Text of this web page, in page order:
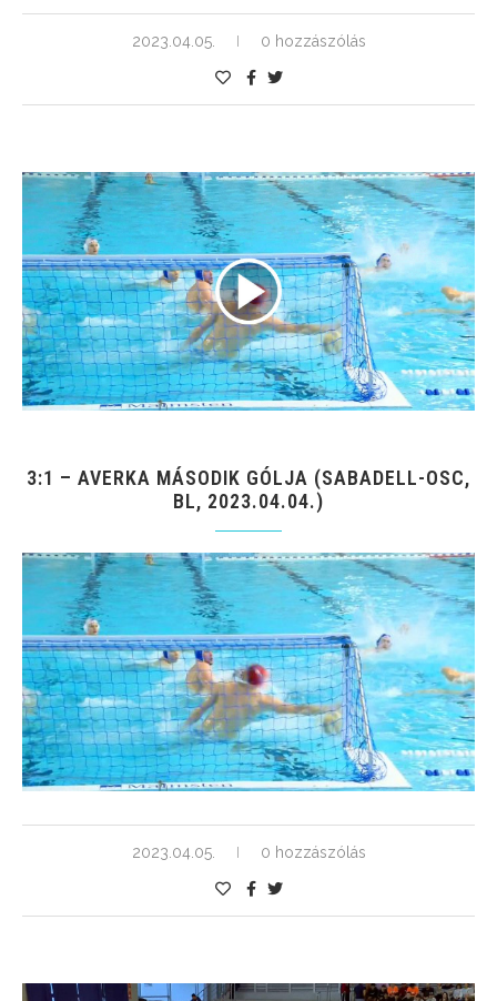
2023.04.05. 0 hozzászólás
3:1 – AVERKA MÁSODIK GÓLJA (SABADELL-OSC,
BL, 2023.04.04.)
2023.04.05. 0 hozzászólás